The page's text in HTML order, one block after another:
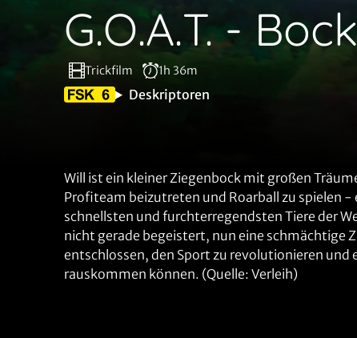
G.O.A.T. -
Trickfilm 1h 36m
Deskriptoren
Will ist ein kleiner Ziegenbock mit großen
Profiteam beizutreten und Roarball zu spielen
schnellsten und furchterregendsten Tiere der
nicht gerade begeistert, nun eine schmächtige
entschlossen, den Sport zu revolutionieren und
rauskommen können. (Quelle: Verleih)